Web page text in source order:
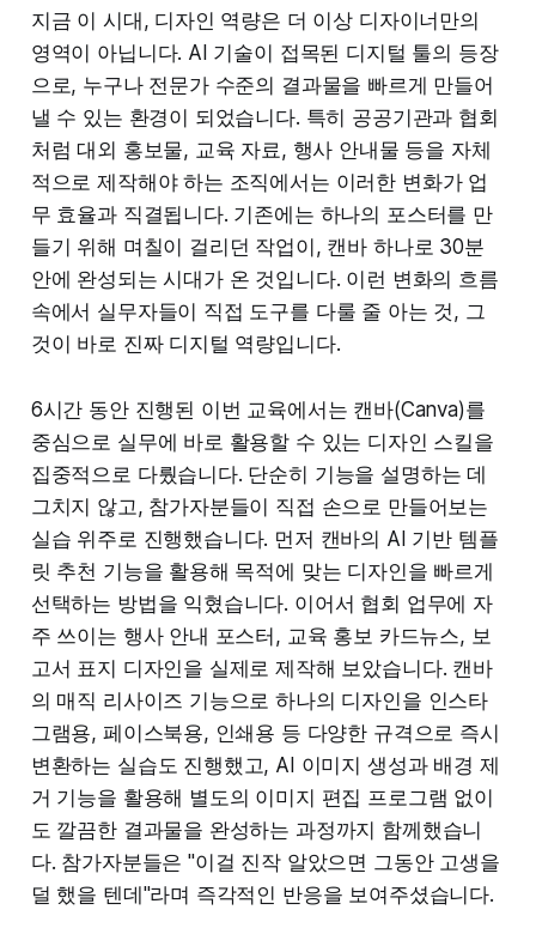
지금 이 시대, 디자인 역량은 더 이상 디자이너만의
영역이 아닙니다. AI 기술이 접목된 디지털 툴의 등장
으로, 누구나 전문가 수준의 결과물을 빠르게 만들어
낼 수 있는 환경이 되었습니다. 특히 공공기관과 협회
처럼 대외 홍보물, 교육 자료, 행사 안내물 등을 자체
적으로 제작해야 하는 조직에서는 이러한 변화가 업
무 효율과 직결됩니다. 기존에는 하나의 포스터를 만
들기 위해 며칠이 걸리던 작업이, 캔바 하나로 30분
안에 완성되는 시대가 온 것입니다. 이런 변화의 흐름
속에서 실무자들이 직접 도구를 다룰 줄 아는 것, 그
것이 바로 진짜 디지털 역량입니다.
6시간 동안 진행된 이번 교육에서는 캔바(Canva)를
중심으로 실무에 바로 활용할 수 있는 디자인 스킬을
집중적으로 다뤘습니다. 단순히 기능을 설명하는 데
그치지 않고, 참가자분들이 직접 손으로 만들어보는
실습 위주로 진행했습니다. 먼저 캔바의 AI 기반 템플
릿 추천 기능을 활용해 목적에 맞는 디자인을 빠르게
선택하는 방법을 익혔습니다. 이어서 협회 업무에 자
주 쓰이는 행사 안내 포스터, 교육 홍보 카드뉴스, 보
고서 표지 디자인을 실제로 제작해 보았습니다. 캔바
의 매직 리사이즈 기능으로 하나의 디자인을 인스타
그램용, 페이스북용, 인쇄용 등 다양한 규격으로 즉시
변환하는 실습도 진행했고, AI 이미지 생성과 배경 제
거 기능을 활용해 별도의 이미지 편집 프로그램 없이
도 깔끔한 결과물을 완성하는 과정까지 함께했습니
다. 참가자분들은 "이걸 진작 알았으면 그동안 고생을
덜 했을 텐데"라며 즉각적인 반응을 보여주셨습니다.